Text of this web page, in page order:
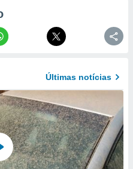
Últimas notícias